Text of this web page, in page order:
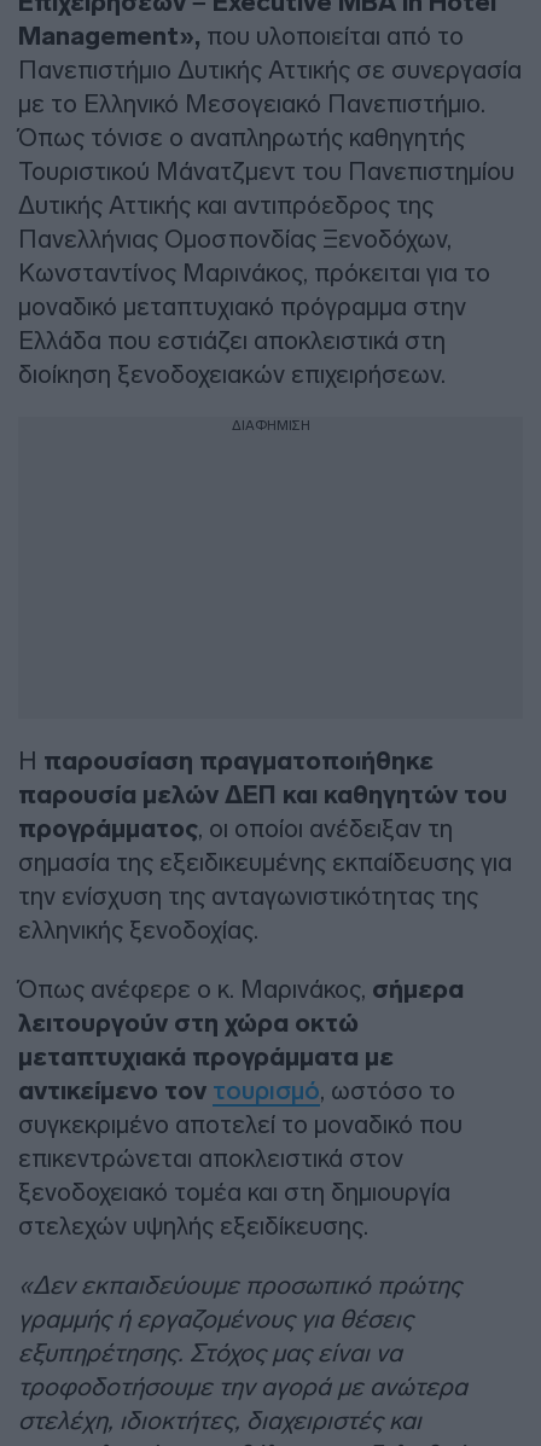
Management», που υλοποιείται από το
Πανεπιστήμιο Δυτικής Αττικής σε συνεργασία
με το Ελληνικό Μεσογειακό Πανεπιστήμιο.
Όπως τόνισε ο αναπληρωτής καθηγητής
Τουριστικού Μάνατζμεντ του Πανεπιστημίου
Δυτικής Αττικής και αντιπρόεδρος της
Πανελλήνιας Ομοσπονδίας Ξενοδόχων,
Κωνσταντίνος Μαρινάκος, πρόκειται για το
μοναδικό μεταπτυχιακό πρόγραμμα στην
Ελλάδα που εστιάζει αποκλειστικά στη
διοίκηση ξενοδοχειακών επιχειρήσεων.
ΔΙΑΦΗΜΙΣΗ
Η παρουσίαση πραγματοποιήθηκε
παρουσία μελών ΔΕΠ και καθηγητών του
προγράμματος, οι οποίοι ανέδειξαν τη
σημασία της εξειδικευμένης εκπαίδευσης για
την ενίσχυση της ανταγωνιστικότητας της
ελληνικής ξενοδοχίας.
Όπως ανέφερε ο κ. Μαρινάκος, σήμερα
λειτουργούν στη χώρα οκτώ
μεταπτυχιακά προγράμματα με
αντικείμενο τον τουρισμό, ωστόσο το
συγκεκριμένο αποτελεί το μοναδικό που
επικεντρώνεται αποκλειστικά στον
ξενοδοχειακό τομέα και στη δημιουργία
στελεχών υψηλής εξειδίκευσης.
«Δεν εκπαιδεύουμε προσωπικό πρώτης
γραμμής ή εργαζομένους για θέσεις
εξυπηρέτησης. Στόχος μας είναι να
τροφοδοτήσουμε την αγορά με ανώτερα
στελέχη, ιδιοκτήτες, διαχειριστές και